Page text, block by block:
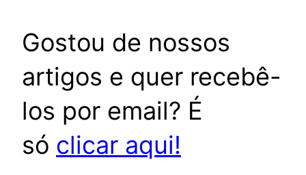
Gostou de nossos
artigos e quer recebê-
los por email? É
só clicar aqui!